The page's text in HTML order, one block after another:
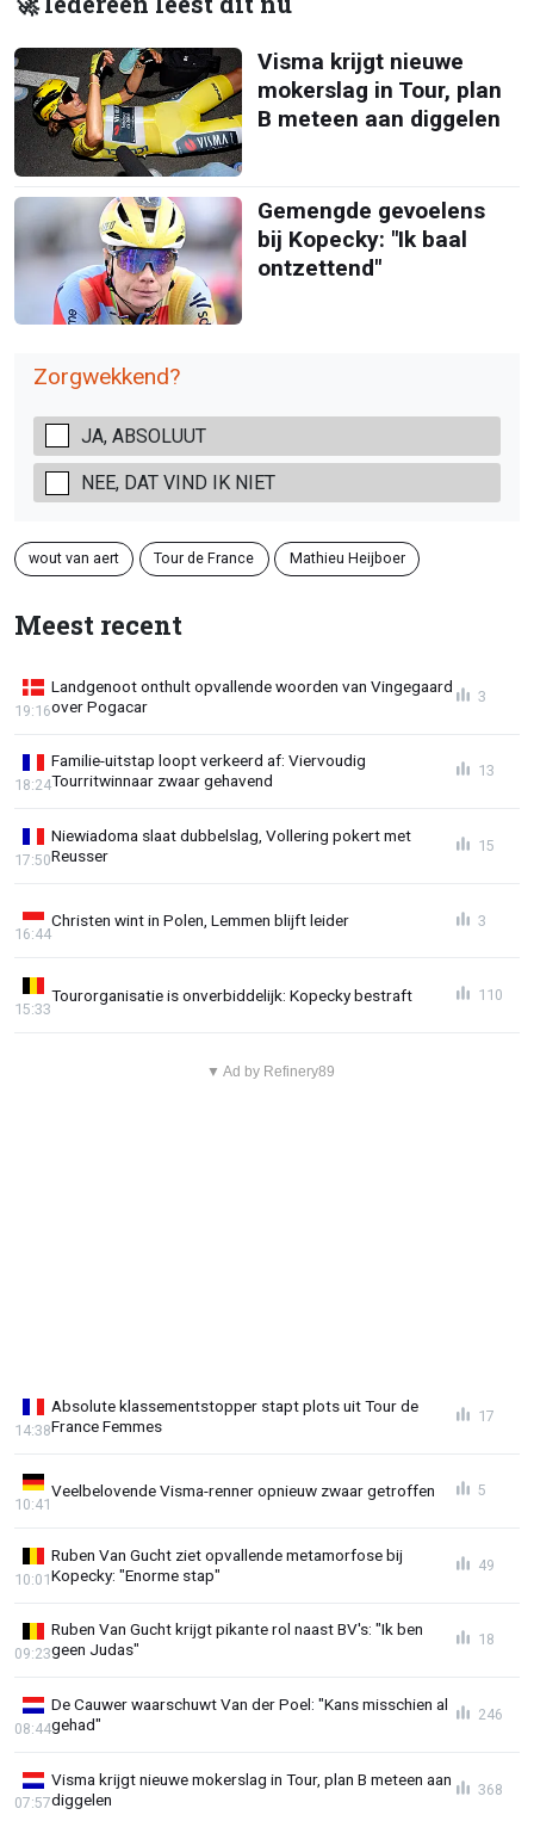
Visma krijgt nieuwe
mokerslag in Tour, plan
B meteen aan diggelen
Gemengde gevoelens
bij Kopecky: "Ik baal
ontzettend"
Zorgwekkend?
JA, ABSOLUUT
NEE, DAT VIND IK NIET
wout van aert Tour de France Mathieu Heijboer
Meest recent
Landgenoot onthult opvallende woorden van Vingegaard
over Pogacar
19:16
3
Familie-uitstap loopt verkeerd af: Viervoudig
Tourritwinnaar zwaar gehavend
18:24
13
Niewiadoma slaat dubbelslag, Vollering pokert met
Reusser
17:50
15
Christen wint in Polen, Lemmen blijft leider
16:44
3
Tourorganisatie is onverbiddelijk: Kopecky bestraft
15:33
110
▼ Ad by Refinery89
Absolute klassementstopper stapt plots uit Tour de
France Femmes
14:38
17
Veelbelovende Visma-renner opnieuw zwaar getroffen
10:41
5
Ruben Van Gucht ziet opvallende metamorfose bij
Kopecky: "Enorme stap"
10:01
49
Ruben Van Gucht krijgt pikante rol naast BV's: "Ik ben
geen Judas"
09:23
18
De Cauwer waarschuwt Van der Poel: "Kans misschien al
gehad"
08:44
246
Visma krijgt nieuwe mokerslag in Tour, plan B meteen aan
diggelen
07:57
368